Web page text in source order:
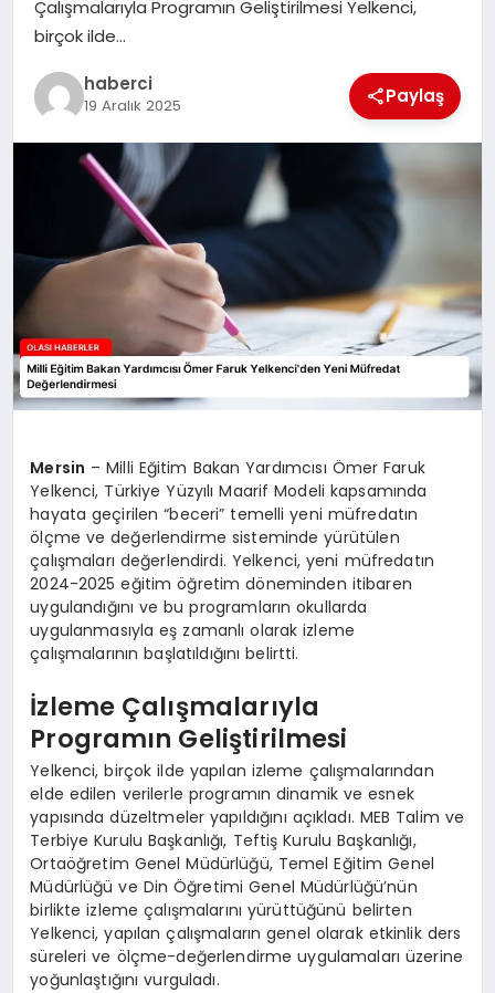
Çalışmalarıyla Programın Geliştirilmesi Yelkenci,
birçok ilde…
haberci
19 Aralık 2025 Paylaş
Mersin – Milli Eğitim Bakan Yardımcısı Ömer Faruk
Yelkenci, Türkiye Yüzyılı Maarif Modeli kapsamında
hayata geçirilen “beceri” temelli yeni müfredatın
ölçme ve değerlendirme sisteminde yürütülen
çalışmaları değerlendirdi. Yelkenci, yeni müfredatın
2024-2025 eğitim öğretim döneminden itibaren
uygulandığını ve bu programların okullarda
uygulanmasıyla eş zamanlı olarak izleme
çalışmalarının başlatıldığını belirtti.
İzleme Çalışmalarıyla
Programın Geliştirilmesi
Yelkenci, birçok ilde yapılan izleme çalışmalarından
elde edilen verilerle programın dinamik ve esnek
yapısında düzeltmeler yapıldığını açıkladı. MEB Talim ve
Terbiye Kurulu Başkanlığı, Teftiş Kurulu Başkanlığı,
Ortaöğretim Genel Müdürlüğü, Temel Eğitim Genel
Müdürlüğü ve Din Öğretimi Genel Müdürlüğü’nün
birlikte izleme çalışmalarını yürüttüğünü belirten
Yelkenci, yapılan çalışmaların genel olarak etkinlik ders
süreleri ve ölçme-değerlendirme uygulamaları üzerine
yoğunlaştığını vurguladı.